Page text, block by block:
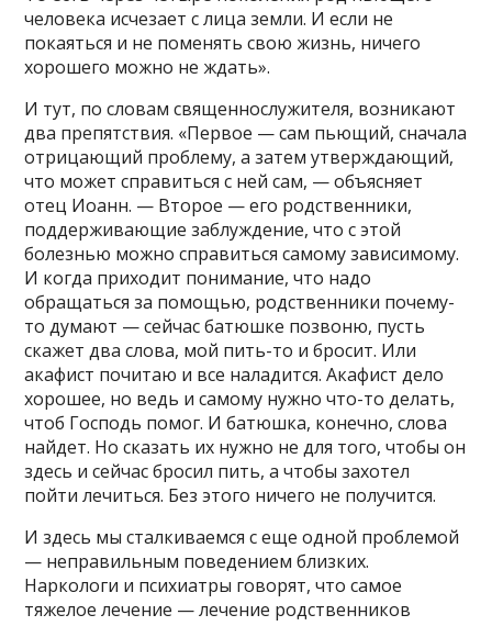
человека исчезает с лица земли. И если не
покаяться и не поменять свою жизнь, ничего
хорошего можно не ждать».
И тут, по словам священнослужителя, возникают
два препятствия. «Первое — сам пьющий, сначала
отрицающий проблему, а затем утверждающий,
что может справиться с ней сам, — объясняет
отец Иоанн. — Второе — его родственники,
поддерживающие заблуждение, что с этой
болезнью можно справиться самому зависимому.
И когда приходит понимание, что надо
обращаться за помощью, родственники почему-
то думают — сейчас батюшке позвоню, пусть
скажет два слова, мой пить-то и бросит. Или
акафист почитаю и все наладится. Акафист дело
хорошее, но ведь и самому нужно что-то делать,
чтоб Господь помог. И батюшка, конечно, слова
найдет. Но сказать их нужно не для того, чтобы он
здесь и сейчас бросил пить, а чтобы захотел
пойти лечиться. Без этого ничего не получится.
И здесь мы сталкиваемся с еще одной проблемой
— неправильным поведением близких.
Наркологи и психиатры говорят, что самое
тяжелое лечение — лечение родственников